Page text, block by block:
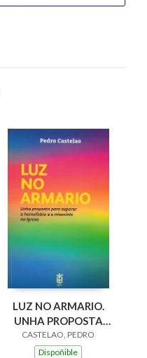
LUZ NO ARMARIO.
UNHA PROPOSTA
PARA SUPERAR A
HOMOFOBIA E A
CASTELAO, PEDRO
Dispoñible